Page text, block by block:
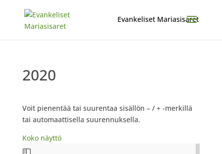
2020
Voit pienentää tai suurentaa sisällön – / + -merkillä
tai automaattisella suurennuksella.
Koko näyttö
Skip